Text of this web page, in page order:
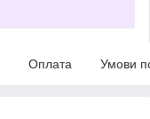
Оплата Умови